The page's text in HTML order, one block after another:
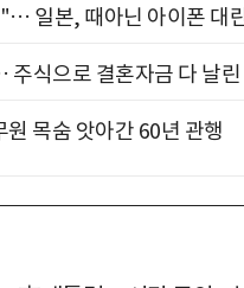
일본, 때아닌 아이폰 대
식으로 결혼자금 다 날
목숨 앗아간 60년 관행